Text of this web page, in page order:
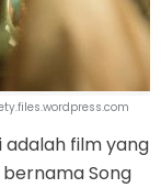
adalah film yang
Song